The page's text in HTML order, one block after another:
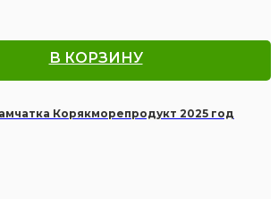
В КОРЗИНУ
Корякморепродукт 2025 год